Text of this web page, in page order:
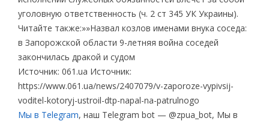
уголовную ответственность (ч. 2 ст 345 УК Украины).
Читайте также:»»Назвал козлов именами внука соседа:
в Запорожской области 9-летняя война соседей
закончилась дракой и судом
Источник: 061.ua Источник:
https://www.061.ua/news/2407079/v-zaporoze-vypivsij-
voditel-kotoryj-ustroil-dtp-napal-na-patrulnogo
Мы в Telegram, наш Telegram bot — @zpua_bot, Мы в